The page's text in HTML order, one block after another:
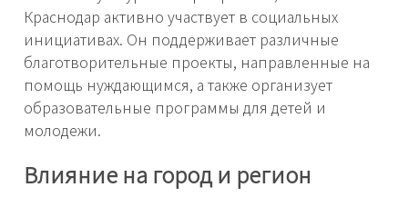
Краснодар активно участвует в социальных
инициативах. Он поддерживает различные
благотворительные проекты, направленные на
помощь нуждающимся, а также организует
образовательные программы для детей и
молодежи.
Влияние на город и регион